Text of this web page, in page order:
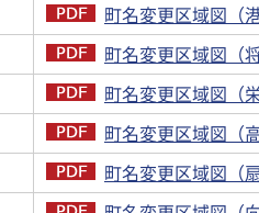
町名変更区域図（
町名変更区域図（
町名変更区域図（
町名変更区域図（
町名変更区域図（